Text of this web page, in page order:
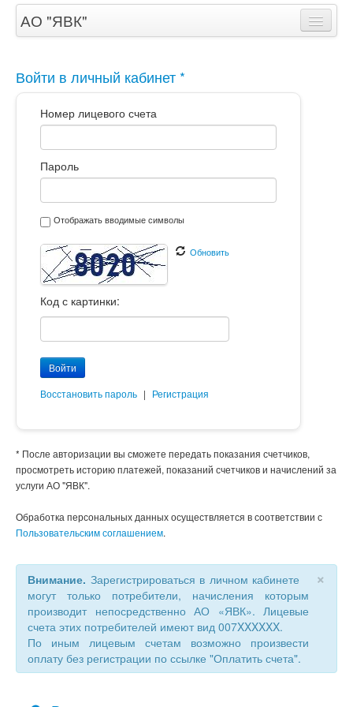
АО "ЯВК"
Войти в личный кабинет *
Номер лицевого счета
Пароль
Отображать вводимые символы
Обновить
Код с картинки:
Восстановить пароль | Регистрация
* После авторизации вы сможете передать показания счетчиков,
просмотреть историю платежей, показаний счетчиков и начислений за
услуги АО "ЯВК".
Обработка персональных данных осуществляется в соответствии с
Пользовательским соглашением.
×
Внимание. Зарегистрироваться в личном кабинете
могут только потребители, начисления которым
производит непосредственно АО «ЯВК». Лицевые
счета этих потребителей имеют вид 007XXXXXX.
По иным лицевым счетам возможно произвести
оплату без регистрации по ссылке "Оплатить счета".